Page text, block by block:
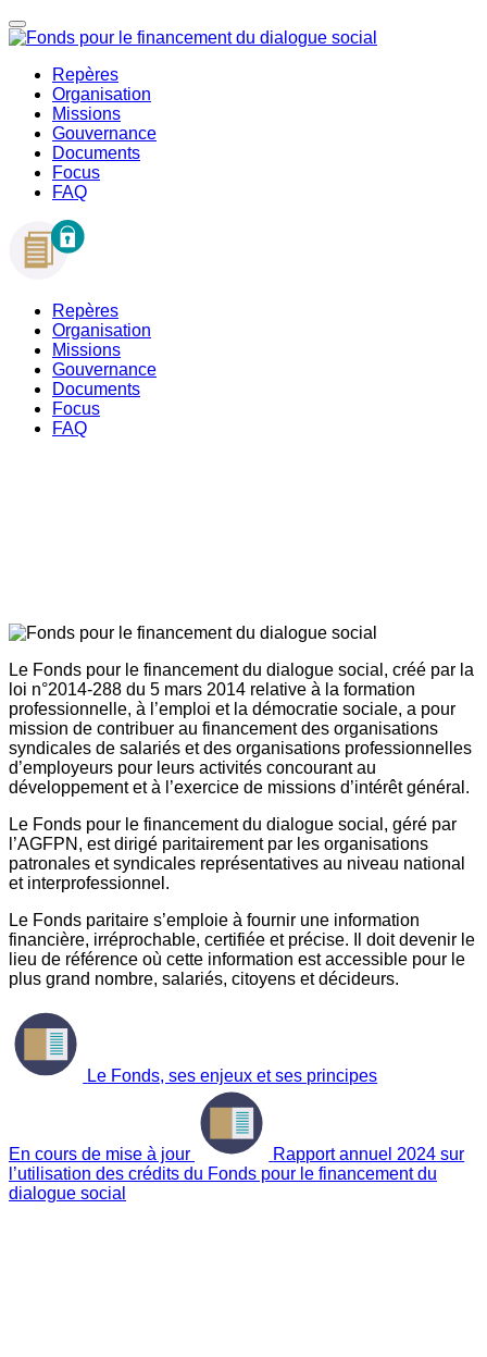
Repères
Organisation
Missions
Gouvernance
Documents
Focus
FAQ
Repères
Organisation
Missions
Gouvernance
Documents
Focus
FAQ
Le Fonds pour le financement du dialogue social, créé par la
loi n°2014-288 du 5 mars 2014 relative à la formation
professionnelle, à l’emploi et la démocratie sociale, a pour
mission de contribuer au financement des organisations
syndicales de salariés et des organisations professionnelles
d’employeurs pour leurs activités concourant au
développement et à l’exercice de missions d’intérêt général.
Le Fonds pour le financement du dialogue social, géré par
l’AGFPN, est dirigé paritairement par les organisations
patronales et syndicales représentatives au niveau national
et interprofessionnel.
Le Fonds paritaire s’emploie à fournir une information
financière, irréprochable, certifiée et précise. Il doit devenir le
lieu de référence où cette information est accessible pour le
plus grand nombre, salariés, citoyens et décideurs.
Le Fonds, ses enjeux et ses principes
En cours de mise à jour
Rapport annuel 2024 sur
l’utilisation des crédits du Fonds pour le financement du
dialogue social